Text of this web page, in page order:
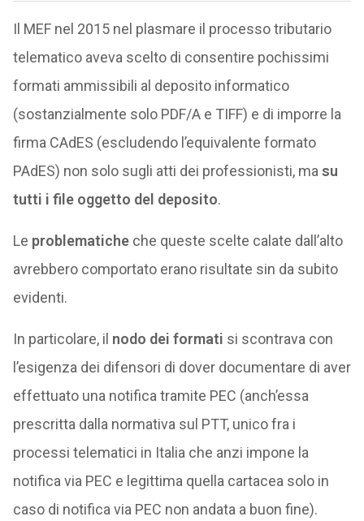
Il MEF nel 2015 nel plasmare il processo tributario
telematico aveva scelto di consentire pochissimi
formati ammissibili al deposito informatico
(sostanzialmente solo PDF/A e TIFF) e di imporre la
firma CAdES (escludendo l’equivalente formato
PAdES) non solo sugli atti dei professionisti, ma su
tutti i file oggetto del deposito.
Le problematicheche queste scelte calate dall’alto
avrebbero comportato erano risultate sin da subito
evidenti.
In particolare, il nodo dei formati si scontrava con
l’esigenza dei difensori di dover documentare di aver
effettuato una notifica tramite PEC (anch’essa
prescritta dalla normativa sul PTT, unico fra i
processi telematici in Italia che anzi impone la
notifica via PEC e legittima quella cartacea solo in
caso di notifica via PEC non andata a buon fine).